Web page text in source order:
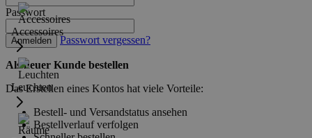
Accessoires
Leuchten
Passwort
Anmelden Passwort vergessen?
Als neuer Kunde bestellen
Das Erstellen eines Kontos hat viele Vorteile:
Bestell- und Versandstatus ansehen
Bestellverlauf verfolgen